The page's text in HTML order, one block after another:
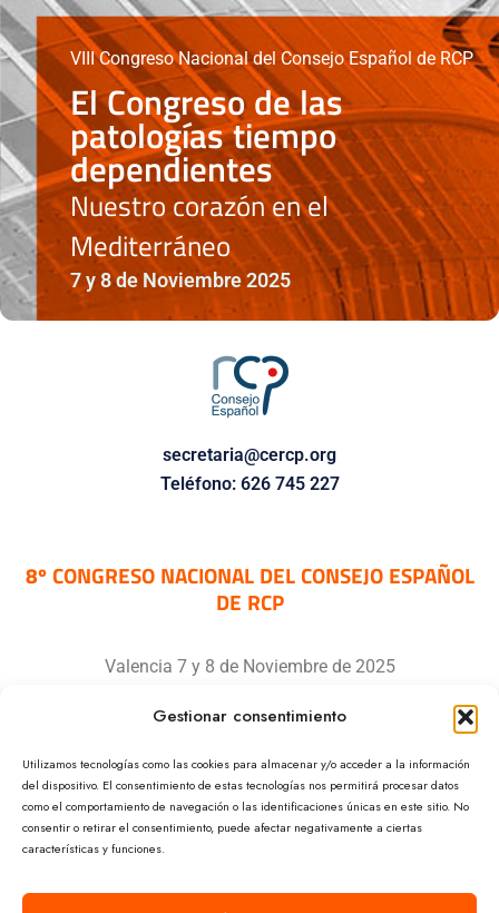
Gestionar consentimiento
Utilizamos tecnologías como las cookies para almacenar y/o acceder a la información
del dispositivo. El consentimiento de estas tecnologías nos permitirá procesar datos
como el comportamiento de navegación o las identificaciones únicas en este sitio. No
consentir o retirar el consentimiento, puede afectar negativamente a ciertas
características y funciones.
VIII Congreso Nacional del Consejo Español de RCP
El Congreso de las
patologías tiempo
dependientes
Nuestro corazón en el
Mediterráneo
7 y 8 de Noviembre 2025
secretaria@cercp.org
Teléfono: 626 745 227
8º CONGRESO NACIONAL DEL CONSEJO ESPAÑOL
DE RCP
Valencia 7 y 8 de Noviembre de 2025
Palacio de Congresos de Valencia
Avda. Cortes Valencianas, nº 60